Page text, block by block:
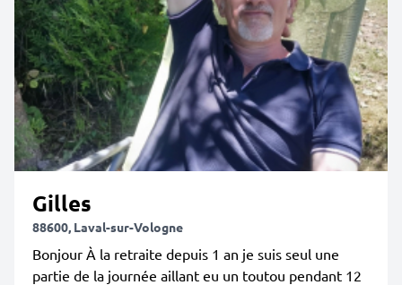
Gilles
88600, Laval-sur-Vologne
Bonjour À la retraite depuis 1 an je suis seul une
partie de la journée aillant eu un toutou pendant 12